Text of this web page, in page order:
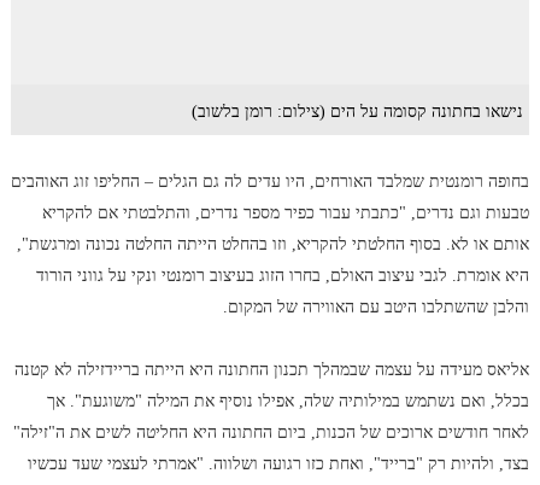
נישאו בחתונה קסומה על הים (צילום: רומן בלשוב)
בחופה רומנטית שמלבד האורחים, היו עדים לה גם הגלים – החליפו זוג האוהבים
טבעות וגם נדרים, "כתבתי עבור כפיר מספר נדרים, והתלבטתי אם להקריא
אותם או לא. בסוף החלטתי להקריא, וזו בהחלט הייתה החלטה נכונה ומרגשת",
היא אומרת. לגבי עיצוב האולם, בחרו הזוג בעיצוב רומנטי ונקי על גווני הורוד
והלבן שהשתלבו היטב עם האווירה של המקום.
אליאס מעידה על עצמה שבמהלך תכנון החתונה היא הייתה בריידזילה לא קטנה
בכלל, ואם נשתמש במילותיה שלה, אפילו נוסיף את המילה "משוגעת". אך
לאחר חודשים ארוכים של הכנות, ביום החתונה היא החליטה לשים את ה"זילה"
בצד, ולהיות רק "ברייד", ואחת כזו רגועה ושלווה. "אמרתי לעצמי שעד עכשיו